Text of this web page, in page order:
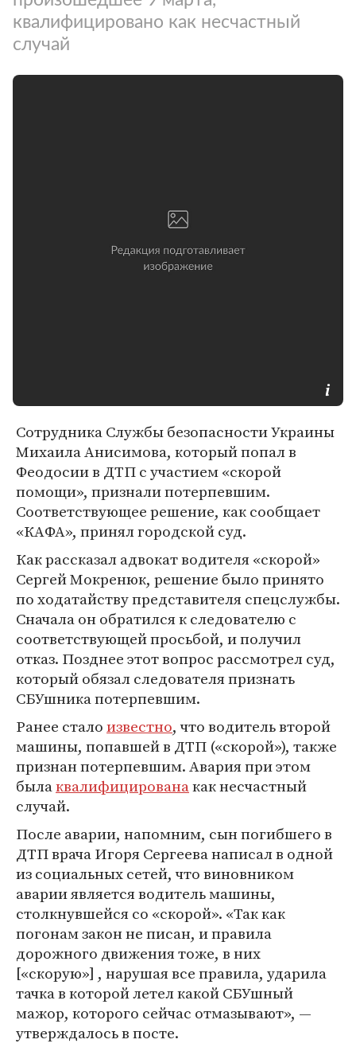
квалифицировано как несчастный
случай
Сотрудника Службы безопасности Украины
Михаила Анисимова, который попал в
Феодосии в ДТП с участием «скорой
помощи», признали потерпевшим.
Соответствующее решение, как сообщает
«КАФА», принял городской суд.
Как рассказал адвокат водителя «скорой»
Сергей Мокренюк, решение было принято
по ходатайству представителя спецслужбы.
Сначала он обратился к следователю с
соответствующей просьбой, и получил
отказ. Позднее этот вопрос рассмотрел суд,
который обязал следователя признать
СБУшника потерпевшим.
Ранее сталоизвестно, что водитель второй
машины, попавшей в ДТП («скорой»), также
признан потерпевшим. Авария при этом
былаквалифицированакак несчастный
случай.
После аварии, напомним, сын погибшего в
ДТП врача Игоря Сергеева написал в одной
из социальных сетей, что виновником
аварии является водитель машины,
столкнувшейся со «скорой». «Так как
погонам закон не писан, и правила
дорожного движения тоже, в них
[«скорую»] , нарушая все правила, ударила
тачка в которой летел какой СБУшный
мажор, которого сейчас отмазывают», —
утверждалось в посте.